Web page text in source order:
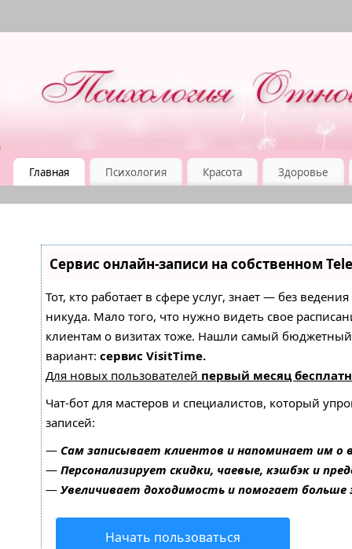
Главная Психология Красота Здоровье
Сервис онлайн-записи на собственном
Тот, кто работает в сфере услуг, знает — без
никуда. Мало того, что нужно видеть свое
клиентам о визитах тоже. Нашли самый
вариант: сервис VisitTime.
Для новых пользователей первый месяц
Чат-бот для мастеров и специалистов, который
записей:
— Сам записывает клиентов и напоминает им о
— Персонализирует скидки, чаевые, кэшбэк и
— Увеличивает доходимость и помогает
Начать пользоваться